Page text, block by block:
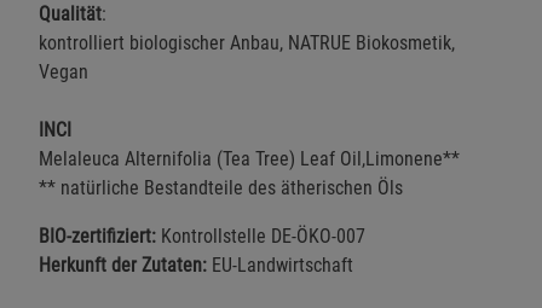
Qualität:
kontrolliert biologischer Anbau, NATRUE Biokosmetik,
Vegan
INCI
Melaleuca Alternifolia (Tea Tree) Leaf Oil,Limonene**
** natürliche Bestandteile des ätherischen Öls
BIO-zertifiziert: Kontrollstelle DE-ÖKO-007
Herkunft der Zutaten: EU-Landwirtschaft